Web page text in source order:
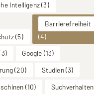
Intelligenz(3)
(5)
Barrierefreiheit
(4)
Google (13)
(20) Studien(3)
(10) Suchverhalten